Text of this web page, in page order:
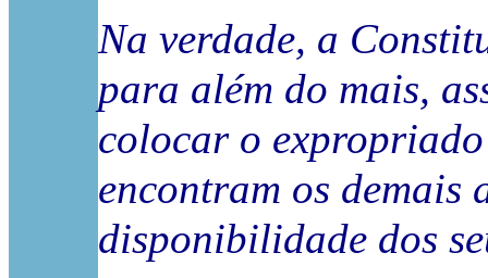
Na verdade, a
para além do mais,
colocar o
encontram os demais
disponibilidade dos